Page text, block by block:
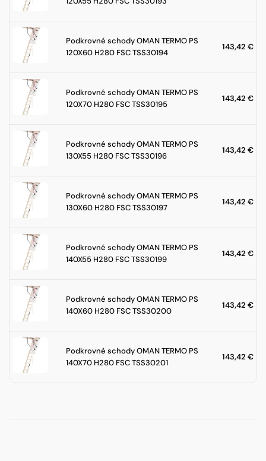
Podkrovné schody OMAN TERMO PS
120X60 H280 FSC TSS30194
143,42 €
Podkrovné schody OMAN TERMO PS
120X70 H280 FSC TSS30195
143,42 €
Podkrovné schody OMAN TERMO PS
130X55 H280 FSC TSS30196
143,42 €
Podkrovné schody OMAN TERMO PS
130X60 H280 FSC TSS30197
143,42 €
Podkrovné schody OMAN TERMO PS
140X55 H280 FSC TSS30199
143,42 €
Podkrovné schody OMAN TERMO PS
140X60 H280 FSC TSS30200
143,42 €
Podkrovné schody OMAN TERMO PS
140X70 H280 FSC TSS30201
143,42 €